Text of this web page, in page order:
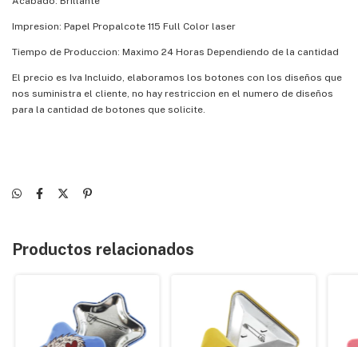
Impresion: Papel Propalcote 115 Full Color laser
Tiempo de Produccion: Maximo 24 Horas Dependiendo de la cantidad
El precio es Iva Incluido, elaboramos los botones con los diseños que
nos suministra el cliente, no hay restriccion en el numero de diseños
para la cantidad de botones que solicite.
Productos relacionados